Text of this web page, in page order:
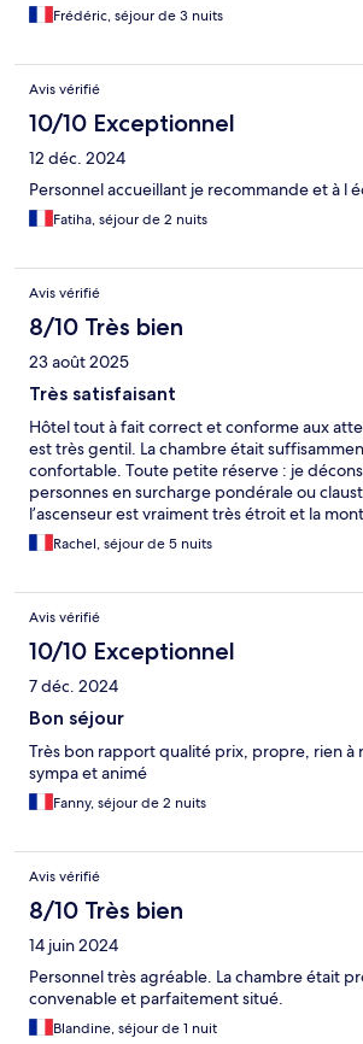
Frédéric, séjour de 3 nuits
Avis vérifié
10/10 Exceptionnel
12 déc. 2024
Personnel accueillant je recommande et à l
Fatiha, séjour de 2 nuits
Avis vérifié
8/10 Très bien
23 août 2025
Très satisfaisant
Hôtel tout à fait correct et conforme aux
est très gentil. La chambre était
confortable. Toute petite réserve : je
personnes en surcharge pondérale ou
l’ascenseur est vraiment très étroit et la
pénible (étroit et en colimaçon).
Rachel, séjour de 5 nuits
Avis vérifié
10/10 Exceptionnel
7 déc. 2024
Bon séjour
Très bon rapport qualité prix, propre, rien à
sympa et animé
Fanny, séjour de 2 nuits
Avis vérifié
8/10 Très bien
14 juin 2024
Personnel très agréable. La chambre était
convenable et parfaitement situé.
Blandine, séjour de 1 nuit